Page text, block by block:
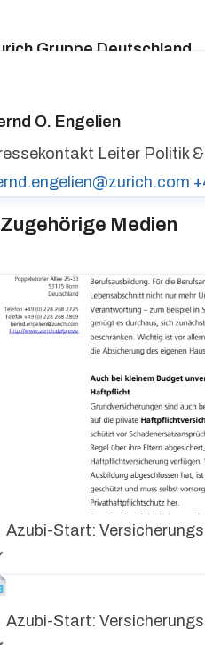
Gruppe Deutschland
O. Engelien
Leiter Politik
Zugehörige Medien
Azubi-Start:
Azubi-Start: